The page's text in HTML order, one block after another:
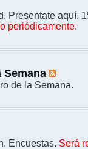
Presentate aquí.
periódicamente.
Semana
de la Semana.
Encuestas. Será